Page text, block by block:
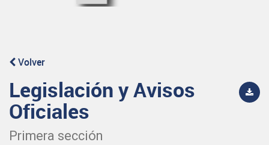
Volver
Legislación y Avisos
Oficiales
Primera sección